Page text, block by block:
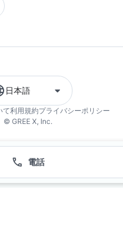
日本語
て利用規約プライバシーポリシー
© GREE X, Inc.
電話